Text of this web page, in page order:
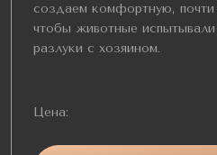
создаем комфортную,
чтобы животные
разлуки с хозяином.
Цена: